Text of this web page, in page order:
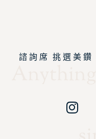
諮 詢 席 挑 選 美 鑽